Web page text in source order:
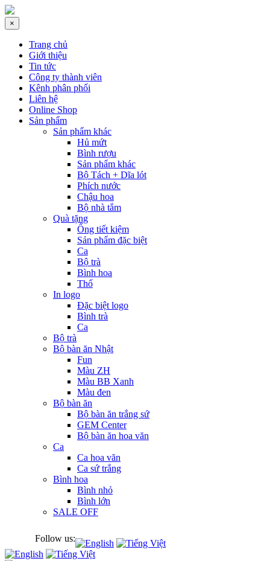
×
Trang chủ
Giới thiệu
Tin tức
Công ty thành viên
Kênh phân phối
Liên hệ
Online Shop
Sản phẩm
Sản phẩm khác
Hủ mứt
Bình rượu
Sản phẩm khác
Bộ Tách + Dĩa lót
Phích nước
Chậu hoa
Bộ nhà tắm
Quà tặng
Ống tiết kiệm
Sản phẩm đặc biệt
Ca
Bộ trà
Bình hoa
Thố
In logo
Đặc biệt logo
Bình trà
Ca
Bộ trà
Bộ bàn ăn Nhật
Fun
Màu ZH
Màu BB Xanh
Màu đen
Bộ bàn ăn
Bộ bàn ăn trắng sứ
GEM Center
Bộ bàn ăn hoa văn
Ca
Ca hoa văn
Ca sứ trắng
Bình hoa
Bình nhỏ
Bình lớn
SALE OFF
Follow us: